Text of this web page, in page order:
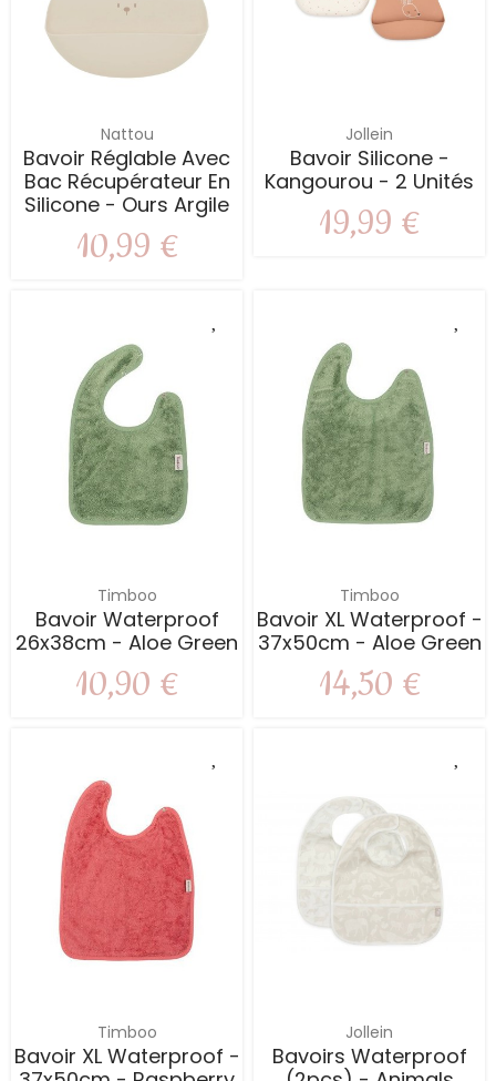
Nattou
Bavoir Réglable Avec
Bac Récupérateur En
Silicone - Ours Argile
10,99 €
Jollein
Bavoir Silicone -
Kangourou - 2 Unités
19,99 €
Timboo
Bavoir Waterproof
26x38cm - Aloe Green
10,90 €
Timboo
Bavoir XL Waterproof -
37x50cm - Aloe Green
14,50 €
Timboo
Bavoir XL Waterproof -
Jollein
Bavoirs Waterproof